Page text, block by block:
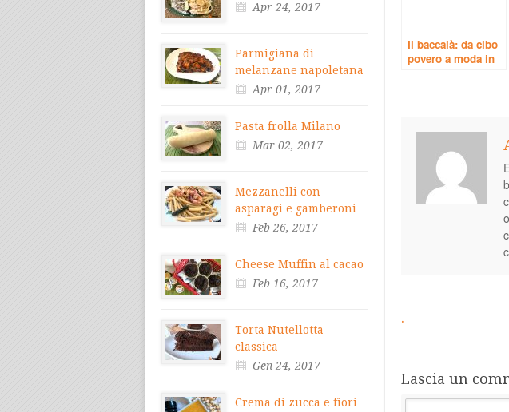
Il baccalà: da cibo
povero a moda in
.
Lascia un
Apr 24, 2017
Parmigiana di
melanzane napoletana
Apr 01, 2017
Pasta frolla Milano
Mar 02, 2017
Mezzanelli con
asparagi e gamberoni
Feb 26, 2017
Cheese Muffin al cacao
Feb 16, 2017
Torta Nutellotta
classica
Gen 24, 2017
Crema di zucca e fiori